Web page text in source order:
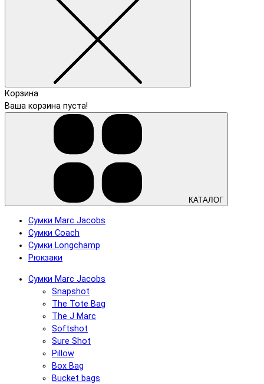
Корзина
Ваша корзина пуста!
КАТАЛОГ
Сумки Marc Jacobs
Сумки Coach
Сумки Longchamp
Рюкзаки
Сумки Marc Jacobs
Snapshot
The Tote Bag
The J Marc
Softshot
Sure Shot
Pillow
Box Bag
Bucket bags